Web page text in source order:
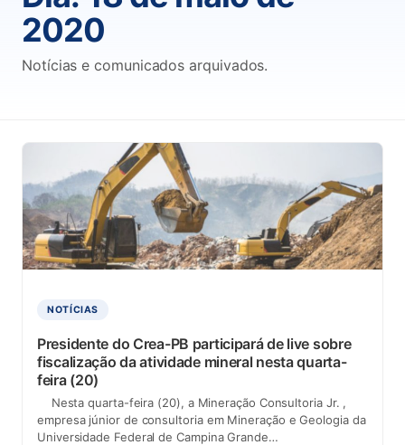
2020
Notícias e comunicados arquivados.
NOTÍCIAS
Presidente do Crea-PB participará de live sobre
fiscalização da atividade mineral nesta quarta-
feira (20)
Nesta quarta-feira (20), a Mineração Consultoria Jr. ,
empresa júnior de consultoria em Mineração e Geologia da
Universidade Federal de Campina Grande…